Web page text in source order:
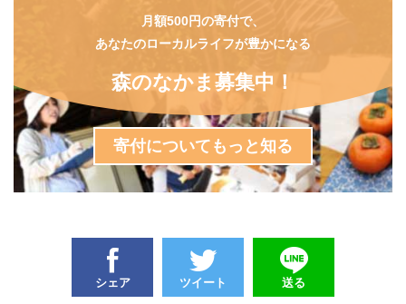
月額500円の寄付で、
あなたのローカルライフが豊かになる
森のなかま募集中！
寄付についてもっと知る
シェア ツイート 送る